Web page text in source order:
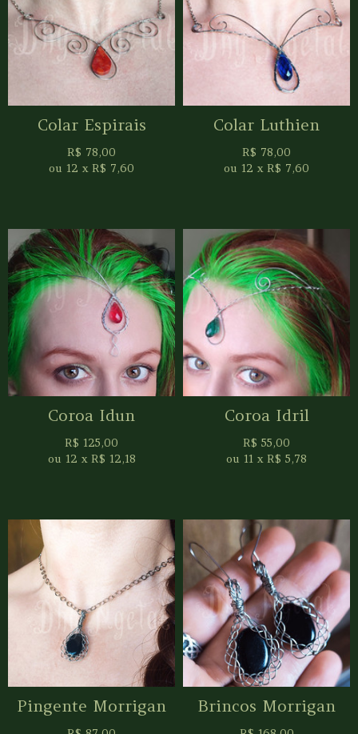
Colar Espirais
R$ 78,00
ou 12 x R$ 7,60
Colar Luthien
R$ 78,00
ou 12 x R$ 7,60
Coroa Idun
R$ 125,00
ou 12 x R$ 12,18
Coroa Idril
R$ 55,00
ou 11 x R$ 5,78
Pingente Morrigan Brincos Morrigan